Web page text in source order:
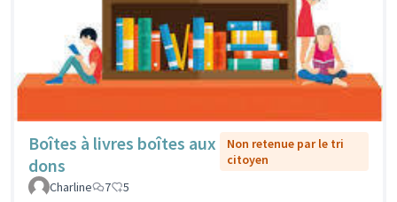
Boîtes à livres boîtes aux
dons
Non retenue par le tri
citoyen
Charline
7 5